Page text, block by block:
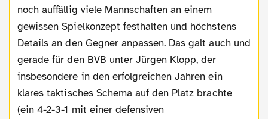
noch auffällig viele Mannschaften an einem
gewissen Spielkonzept festhalten und höchstens
Details an den Gegner anpassen. Das galt auch und
gerade für den BVB unter Jürgen Klopp, der
insbesondere in den erfolgreichen Jahren ein
klares taktisches Schema auf den Platz brachte
(ein 4-2-3-1 mit einer defensiven